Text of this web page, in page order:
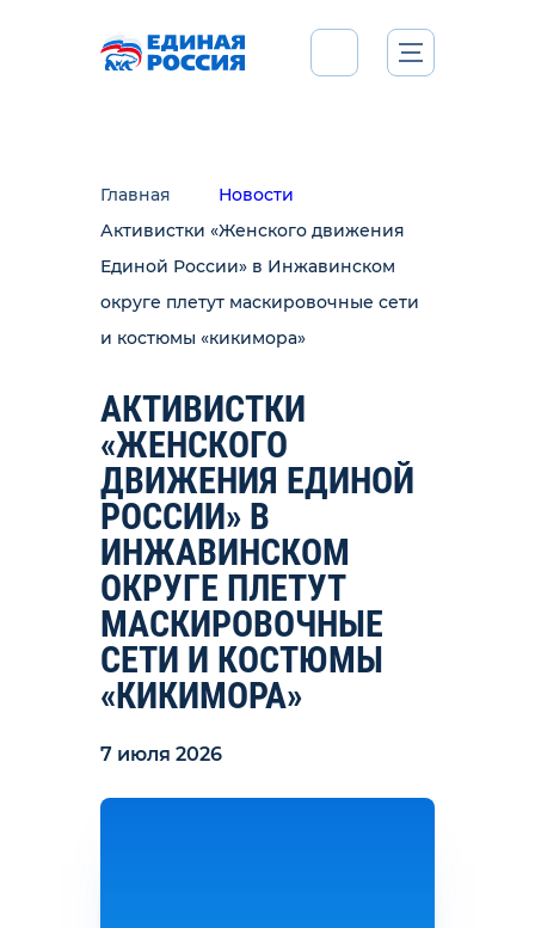
Главная
Новости
Активистки «Женского движения
Единой России» в Инжавинском
округе плетут маскировочные сети
и костюмы «кикимора»
АКТИВИСТКИ
«ЖЕНСКОГО
ДВИЖЕНИЯ ЕДИНОЙ
РОССИИ» В
ИНЖАВИНСКОМ
ОКРУГЕ ПЛЕТУТ
МАСКИРОВОЧНЫЕ
СЕТИ И КОСТЮМЫ
«КИКИМОРА»
7 июля 2026